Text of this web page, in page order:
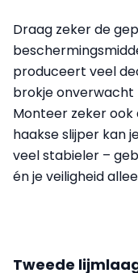
Draag zeker de
produceert veel
brokje onverwacht
Monteer zeker ook
haakse slijper kan
veel stabieler –
én je veiligheid
Tweede